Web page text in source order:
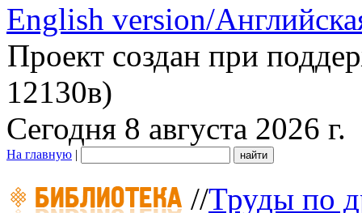
English version/
Проект создан при
12130в)
Сегодня 8 августа 2026 г.
На главную |
//Труды по